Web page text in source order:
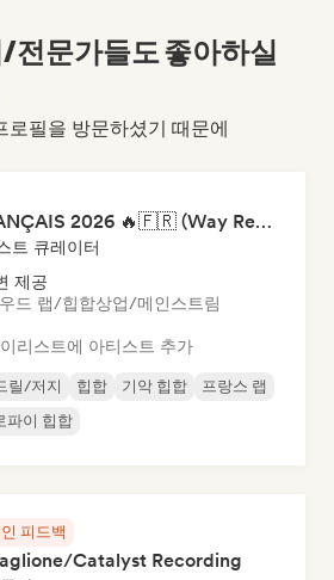
전문가들도 좋아하실
로필을 방문하셨기 때문에
RAP FRANÇAIS 2026 🔥🇫🇷 (Way Records)
트 큐레이터
제공
드 랩/힙합상업/메인스트림
리스트에 아티스트 추가
릴/저지 힙합 기악 힙합
프랑스 랩
파이 힙합
피드백
Catalyst Recording